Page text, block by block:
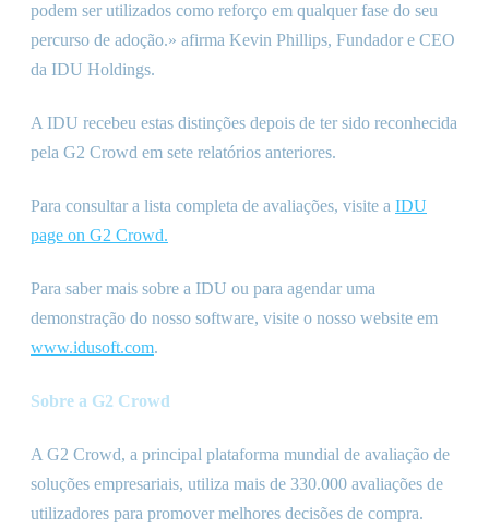
podem ser utilizados como reforço em qualquer fase do seu
percurso de adoção.» afirma Kevin Phillips, Fundador e CEO
da IDU Holdings.
A IDU recebeu estas distinções depois de ter sido reconhecida
pela G2 Crowd em sete relatórios anteriores.
Para consultar a lista completa de avaliações, visite a IDU
page on G2 Crowd.
Para saber mais sobre a IDU ou para agendar uma
demonstração do nosso software, visite o nosso website em
www.idusoft.com.
Sobre a G2 Crowd
A G2 Crowd, a principal plataforma mundial de avaliação de
soluções empresariais, utiliza mais de 330.000 avaliações de
utilizadores para promover melhores decisões de compra.